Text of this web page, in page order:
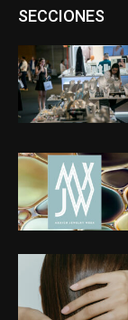
SECCIONES
Entrevistas
Mundo